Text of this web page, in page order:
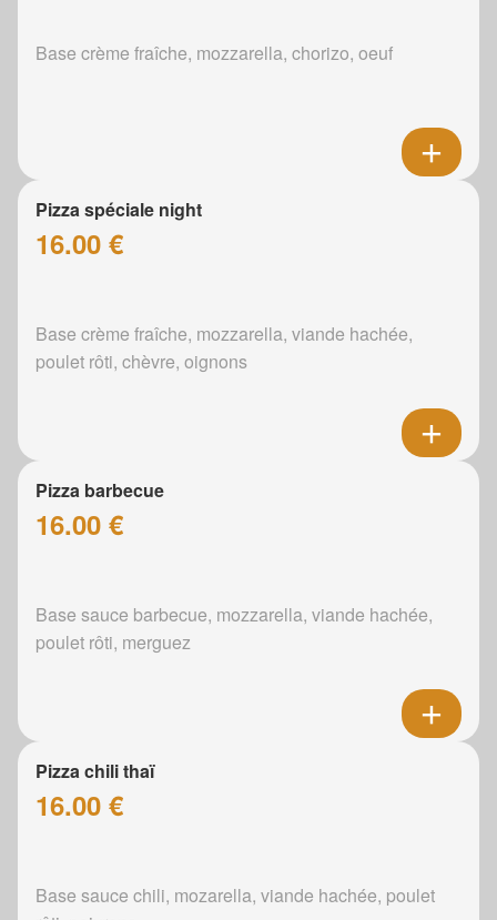
Base crème fraîche, mozzarella, chorizo, oeuf
Pizza spéciale night
16.00 €
Base crème fraîche, mozzarella, viande hachée,
poulet rôti, chèvre, oignons
Pizza barbecue
16.00 €
Base sauce barbecue, mozzarella, viande hachée,
poulet rôti, merguez
Pizza chili thaï
16.00 €
Base sauce chili, mozarella, viande hachée, poulet